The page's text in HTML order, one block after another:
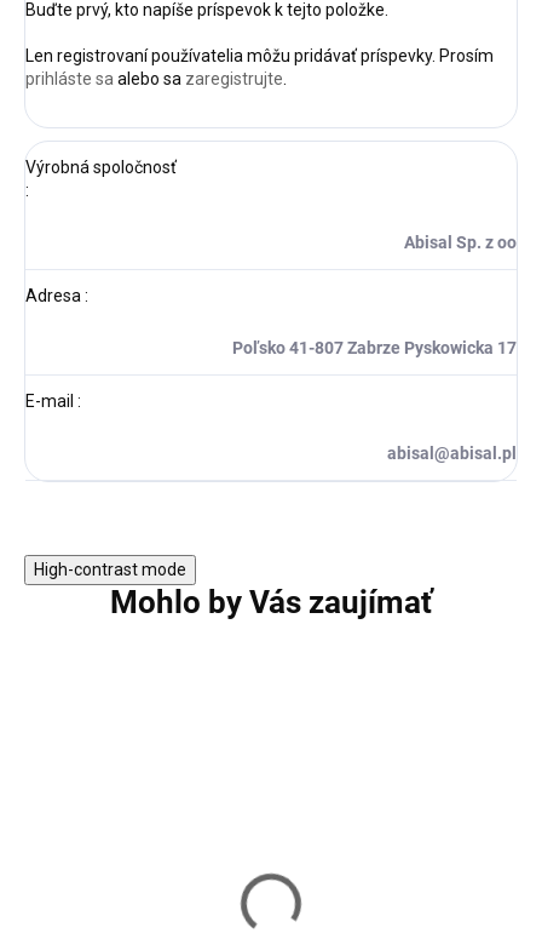
Buďte prvý, kto napíše príspevok k tejto položke.
Len registrovaní používatelia môžu pridávať príspevky. Prosím
prihláste sa alebo sa zaregistrujte
Výrobná spoločnosť
:
Abisal Sp. z oo
Adresa :
Poľsko 41-807 Zabrze Pyskowicka 17
E-mail :
abisal@abisal.pl
High-contrast mode
Mohlo by Vás zaujímať